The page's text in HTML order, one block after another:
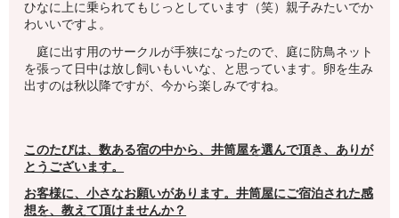
ひなに上に乗られてもじっとしています（笑）親子みたいでか
わいいですよ。
庭に出す用のサークルが手狭になったので、庭に防鳥ネット
を張って日中は放し飼いもいいな、と思っています。卵を生み
出すのは秋以降ですが、今から楽しみですね。
このたびは、数ある宿の中から、井筒屋を選んで頂き、ありが
とうございます。
お客様に、小さなお願いがあります。井筒屋にご宿泊された感
想を、教えて頂けませんか？